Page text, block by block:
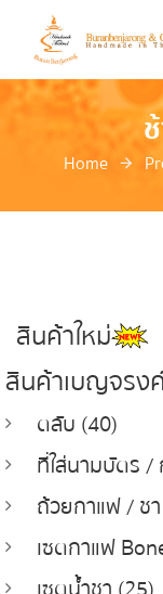
Home
สินค้าใหม่
สินค้าเบญจรง
ตลับ (40)
ที่ใส่นามบัตร /
ถ้วยกาแฟ / ช
เซตกาแฟ